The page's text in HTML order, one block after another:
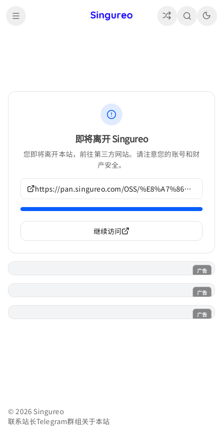
即将离开 Singureo
您即将离开本站，前往第三方网站。请注意您的账号和财
产安全。
https://pan.singureo.com/OSS/%E8%A7%86%E8%A7%89%E5%B0%8F%E8%AF%B4/HOOKSOFT%E4%BD%9C%E5%93%81/G1085
继续访问
广告
电子魅魔
广告
魔法喵
广告
© 2026 Singureo
联系站长Telegram群组关于本站